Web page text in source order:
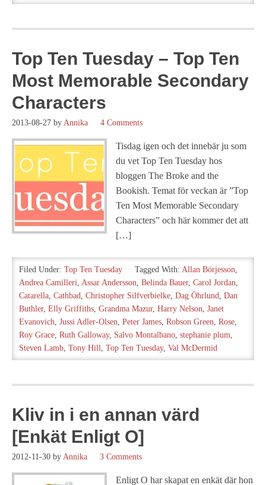
Top Ten Tuesday – Top Ten
Most Memorable Secondary
Characters
2013-08-27 by Annika 4 Comments
Tisdag igen och det innebär ju som
du vet Top Ten Tuesday hos
bloggen The Broke and the
Bookish. Temat för veckan är ”Top
Ten Most Memorable Secondary
Characters” och här kommer det att
[…]
Filed Under: Top Ten Tuesday Tagged With: Allan Börjesson,
Andrea Camilleri, Assar Andersson, Belinda Bauer, Carol Jordan,
Catarella, Cathbad, Christopher Silfverbielke, Dag Öhrlund, Dan
Buthler, Elly Griffiths, Grandma Mazur, Harry Nelson, Janet
Evanovich, Jussi Adler-Olsen, Peter James, Robson Green, Rose,
Roy Grace, Ruth Galloway, Salvo Montalbano, stephanie plum,
Steven Lamb, Tony Hill, Top Ten Tuesday, Val McDermid
Kliv in i en annan värd
[Enkät Enligt O]
2012-11-30 by Annika 3 Comments
Enligt O har skapat en enkät där hon